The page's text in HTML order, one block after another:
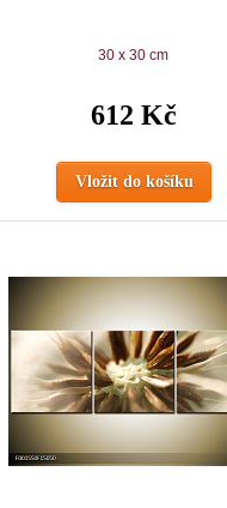
30 x 30 cm
612 Kč
Vložit do košíku